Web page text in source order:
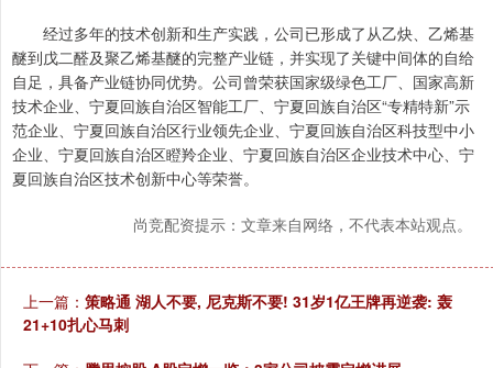
经过多年的技术创新和生产实践，公司已形成了从乙炔、乙烯基
醚到戊二醛及聚乙烯基醚的完整产业链，并实现了关键中间体的自给
自足，具备产业链协同优势。公司曾荣获国家级绿色工厂、国家高新
技术企业、宁夏回族自治区智能工厂、宁夏回族自治区“专精特新”示
范企业、宁夏回族自治区行业领先企业、宁夏回族自治区科技型中小
企业、宁夏回族自治区瞪羚企业、宁夏回族自治区企业技术中心、宁
夏回族自治区技术创新中心等荣誉。
尚竞配资提示：文章来自网络，不代表本站观点。
上一篇： 策略通 湖人不要, 尼克斯不要! 31岁1亿王牌再逆袭: 轰
21+10扎心马刺